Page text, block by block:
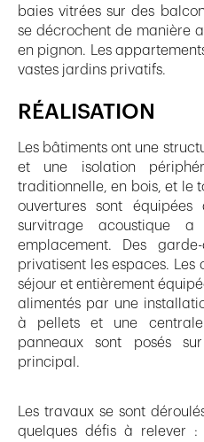
baies vitrées sur des
se décrochent de manière
en pignon. Les
vastes jardins privatifs.
RÉALISATION
Les bâtiments ont une
et une isolation
traditionnelle, en bois, et le
ouvertures sont
survitrage acoustique
emplacement. Des
privatisent les espaces. Les
séjour et entièrement
alimentés par une
à pellets et une
panneaux sont posés
principal.
Les travaux se sont
quelques défis à relever :